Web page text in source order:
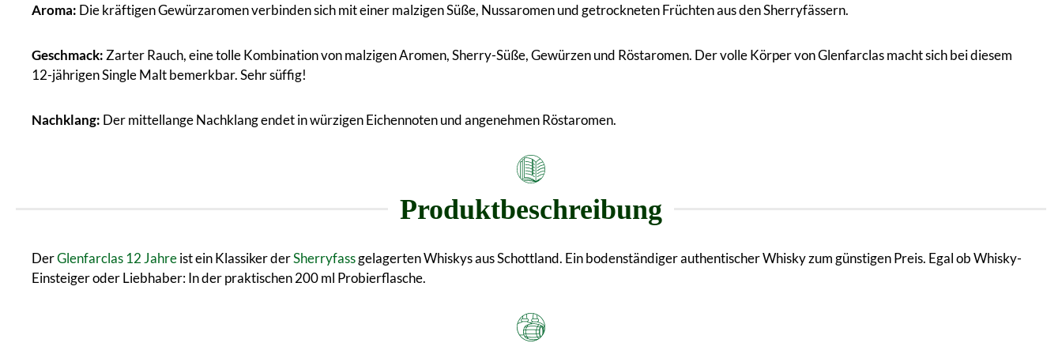
Aroma: Die kräftigen Gewürzaromen verbinden sich mit einer malzigen Süße, Nussaromen und getrockneten Früchten aus den Sherryfässern.
Geschmack: Zarter Rauch, eine tolle Kombination von malzigen Aromen, Sherry-Süße, Gewürzen und Röstaromen. Der volle Körper von Glenfarclas macht sich bei diesem
12-jährigen Single Malt bemerkbar. Sehr süffig!
Nachklang: Der mittellange Nachklang endet in würzigen Eichennoten und angenehmen Röstaromen.
Produktbeschreibung
DerGlenfarclas 12 Jahreist ein Klassiker derSherryfassgelagerten Whiskys aus Schottland. Ein bodenständiger authentischer Whisky zum günstigen Preis. Egal ob Whisky-
Einsteiger oder Liebhaber: In der praktischen 200 ml Probierflasche.